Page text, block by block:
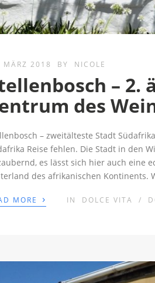
MÄRZ 2018 BY NICOLE
– 2.
des
– zweitälteste Stadt
Reise fehlen. Die Stadt in den
es lässt sich hier auch eine
des afrikanischen Kontinents.
MORE › IN DOLCE VITA /